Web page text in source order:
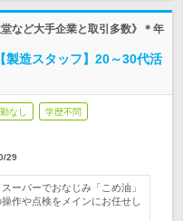
など大手企業と取引多数》＊年
造スタッフ】20～30代活
なし 学歴不問
29
ーパーでおなじみ「こめ油」
作や点検をメインにお任せし